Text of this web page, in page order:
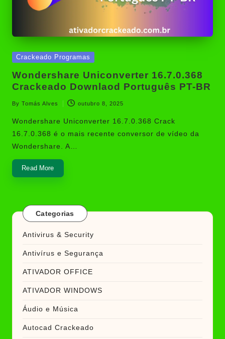
Posted
Crackeado Programas
Wondershare Uniconverter 16.7.0.368
Crackeado Downlaod Português PT-BR
Posted
by
By Tomás Alves outubro 8, 2025
Wondershare Uniconverter 16.7.0.368 Crack
16.7.0.368 é o mais recente conversor de vídeo da
Wondershare. A…
Read More
Categorias
Antivirus & Security
Antivírus e Segurança
ATIVADOR OFFICE
ATIVADOR WINDOWS
Áudio e Música
Autocad Crackeado